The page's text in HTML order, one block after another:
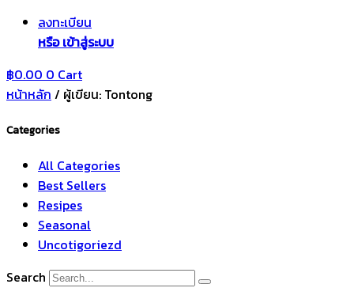
ลงทะเบียน
หรือ เข้าสู่ระบบ
฿0.00 0 Cart
หน้าหลัก / ผู้เขียน: Tontong
Categories
All Categories
Best Sellers
Resipes
Seasonal
Uncotigoriezd
Search